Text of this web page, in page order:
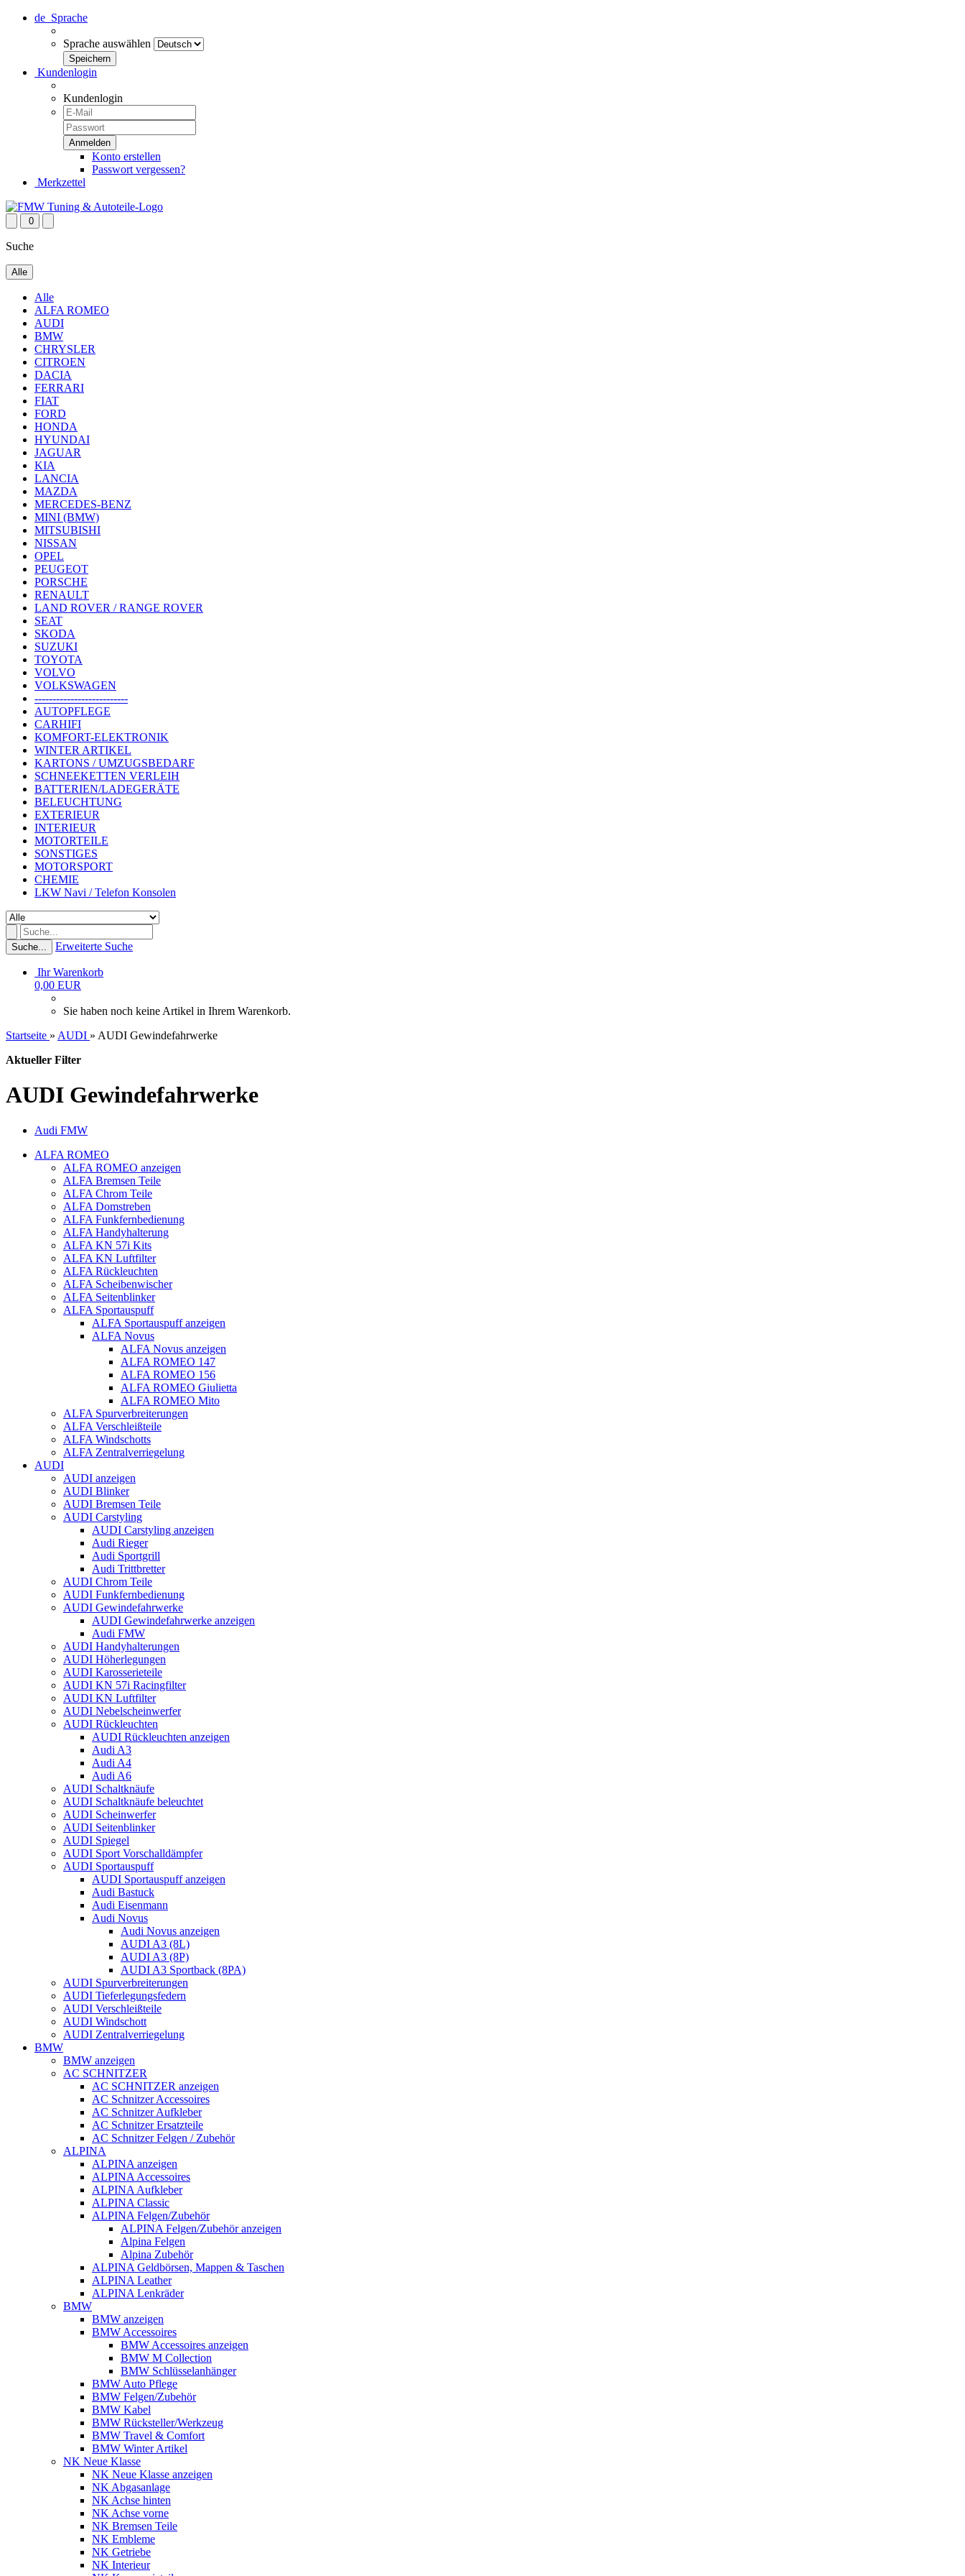
de Sprache
Sprache auswählen
Kundenlogin
Kundenlogin
Konto erstellen
Passwort vergessen?
Merkzettel
0
Suche
Alle
Alle
ALFA ROMEO
AUDI
BMW
CHRYSLER
CITROEN
DACIA
FERRARI
FIAT
FORD
HONDA
HYUNDAI
JAGUAR
KIA
LANCIA
MAZDA
MERCEDES-BENZ
MINI (BMW)
MITSUBISHI
NISSAN
OPEL
PEUGEOT
PORSCHE
RENAULT
LAND ROVER / RANGE ROVER
SEAT
SKODA
SUZUKI
TOYOTA
VOLVO
VOLKSWAGEN
--------------------------
AUTOPFLEGE
CARHIFI
KOMFORT-ELEKTRONIK
WINTER ARTIKEL
KARTONS / UMZUGSBEDARF
SCHNEEKETTEN VERLEIH
BATTERIEN/LADEGERÄTE
BELEUCHTUNG
EXTERIEUR
INTERIEUR
MOTORTEILE
SONSTIGES
MOTORSPORT
CHEMIE
LKW Navi / Telefon Konsolen
Suche... Erweiterte Suche
Ihr Warenkorb
0,00 EUR
Sie haben noch keine Artikel in Ihrem Warenkorb.
Startseite » AUDI » AUDI Gewindefahrwerke
Aktueller Filter
AUDI Gewindefahrwerke
Audi FMW
ALFA ROMEO
ALFA ROMEO anzeigen
ALFA Bremsen Teile
ALFA Chrom Teile
ALFA Domstreben
ALFA Funkfernbedienung
ALFA Handyhalterung
ALFA KN 57i Kits
ALFA KN Luftfilter
ALFA Rückleuchten
ALFA Scheibenwischer
ALFA Seitenblinker
ALFA Sportauspuff
ALFA Sportauspuff anzeigen
ALFA Novus
ALFA Novus anzeigen
ALFA ROMEO 147
ALFA ROMEO 156
ALFA ROMEO Giulietta
ALFA ROMEO Mito
ALFA Spurverbreiterungen
ALFA Verschleißteile
ALFA Windschotts
ALFA Zentralverriegelung
AUDI
AUDI anzeigen
AUDI Blinker
AUDI Bremsen Teile
AUDI Carstyling
AUDI Carstyling anzeigen
Audi Rieger
Audi Sportgrill
Audi Trittbretter
AUDI Chrom Teile
AUDI Funkfernbedienung
AUDI Gewindefahrwerke
AUDI Gewindefahrwerke anzeigen
Audi FMW
AUDI Handyhalterungen
AUDI Höherlegungen
AUDI Karosserieteile
AUDI KN 57i Racingfilter
AUDI KN Luftfilter
AUDI Nebelscheinwerfer
AUDI Rückleuchten
AUDI Rückleuchten anzeigen
Audi A3
Audi A4
Audi A6
AUDI Schaltknäufe
AUDI Schaltknäufe beleuchtet
AUDI Scheinwerfer
AUDI Seitenblinker
AUDI Spiegel
AUDI Sport Vorschalldämpfer
AUDI Sportauspuff
AUDI Sportauspuff anzeigen
Audi Bastuck
Audi Eisenmann
Audi Novus
Audi Novus anzeigen
AUDI A3 (8L)
AUDI A3 (8P)
AUDI A3 Sportback (8PA)
AUDI Spurverbreiterungen
AUDI Tieferlegungsfedern
AUDI Verschleißteile
AUDI Windschott
AUDI Zentralverriegelung
BMW
BMW anzeigen
AC SCHNITZER
AC SCHNITZER anzeigen
AC Schnitzer Accessoires
AC Schnitzer Aufkleber
AC Schnitzer Ersatzteile
AC Schnitzer Felgen / Zubehör
ALPINA
ALPINA anzeigen
ALPINA Accessoires
ALPINA Aufkleber
ALPINA Classic
ALPINA Felgen/Zubehör
ALPINA Felgen/Zubehör anzeigen
Alpina Felgen
Alpina Zubehör
ALPINA Geldbörsen, Mappen & Taschen
ALPINA Leather
ALPINA Lenkräder
BMW
BMW anzeigen
BMW Accessoires
BMW Accessoires anzeigen
BMW M Collection
BMW Schlüsselanhänger
BMW Auto Pflege
BMW Felgen/Zubehör
BMW Kabel
BMW Rücksteller/Werkzeug
BMW Travel & Comfort
BMW Winter Artikel
NK Neue Klasse
NK Neue Klasse anzeigen
NK Abgasanlage
NK Achse hinten
NK Achse vorne
NK Bremsen Teile
NK Embleme
NK Getriebe
NK Interieur